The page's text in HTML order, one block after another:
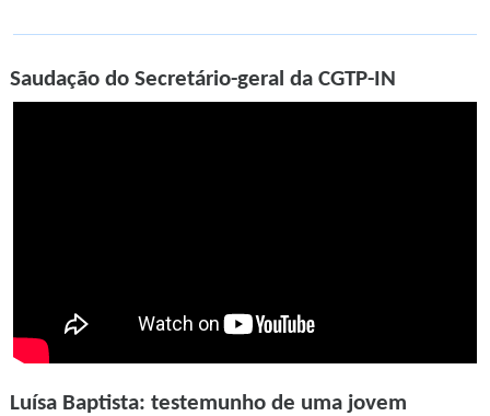
Saudação do Secretário-geral da CGTP-IN
Luísa Baptista: testemunho de uma jovem